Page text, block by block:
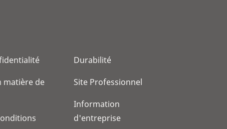
matière de
Durabilité
Site Professionnel
Information
d'entreprise